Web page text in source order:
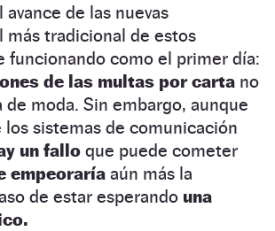
de las nuevas
más tradicional de estos
funcionando como el primer día:
de las multas por carta no
de moda. Sin embargo, aunque
los sistemas de comunicación
un fallo que puede cometer
empeoraría aún más la
de estar esperando una